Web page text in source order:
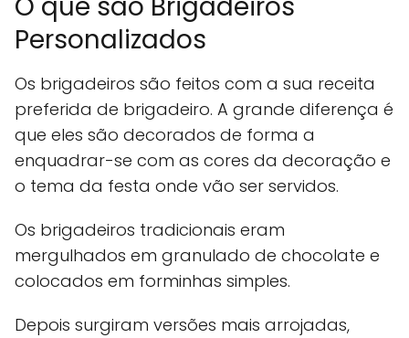
O que são Brigadeiros
Personalizados
Os brigadeiros são feitos com a sua receita
preferida de brigadeiro. A grande diferença é
que eles são decorados de forma a
enquadrar-se com as cores da decoração e
o tema da festa onde vão ser servidos.
Os brigadeiros tradicionais eram
mergulhados em granulado de chocolate e
colocados em forminhas simples.
Depois surgiram versões mais arrojadas,